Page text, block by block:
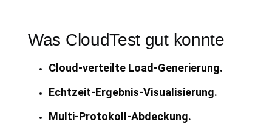
Was CloudTest gut konnte
Cloud-verteilte Load-Generierung.
Echtzeit-Ergebnis-Visualisierung.
Multi-Protokoll-Abdeckung.